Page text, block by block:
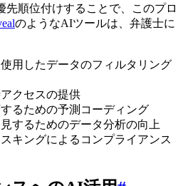
先順位付けすることで、このプロ
のようなAIツールは、弁護士に
用したデータのフィルタリング
クセスの提供
るための予測コーディング
するためのデータ分析の向上
キングによるコンプライアンス